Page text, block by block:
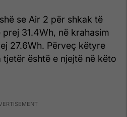
se Air 2 për shkak të
31.4Wh, në krahasim
27.6Wh. Përveç këtyre
është e njejtë në këto